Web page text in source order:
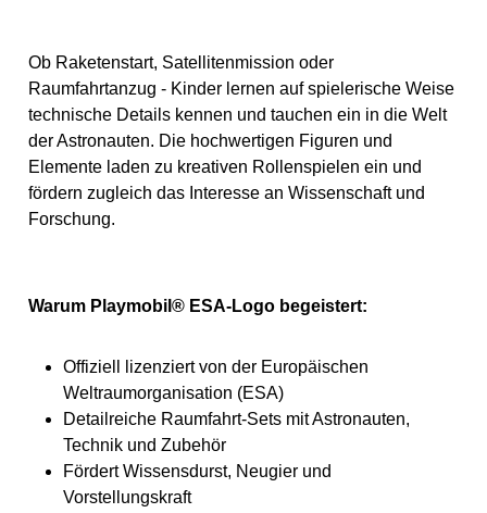
Ob Raketenstart, Satellitenmission oder
Raumfahrtanzug - Kinder lernen auf spielerische Weise
technische Details kennen und tauchen ein in die Welt
der Astronauten. Die hochwertigen Figuren und
Elemente laden zu kreativen Rollenspielen ein und
fördern zugleich das Interesse an Wissenschaft und
Forschung.
Warum Playmobil® ESA-Logo begeistert:
Offiziell lizenziert von der Europäischen
Weltraumorganisation (ESA)
Detailreiche Raumfahrt-Sets mit Astronauten,
Technik und Zubehör
Fördert Wissensdurst, Neugier und
Vorstellungskraft